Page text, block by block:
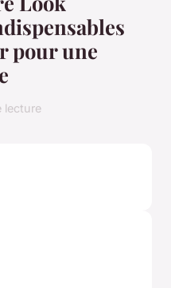
pour une
lecture